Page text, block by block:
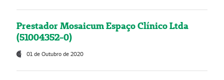
Prestador Mosaicum Espaço Clínico Ltda
(51004352-0)
01 de Outubro de 2020